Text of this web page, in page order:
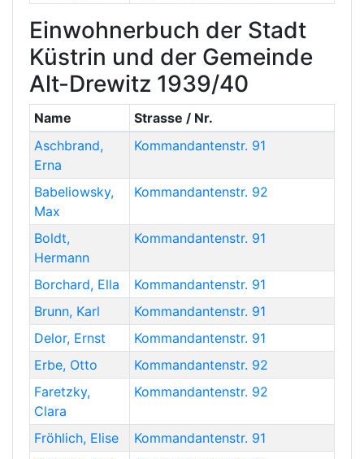
Einwohnerbuch der Stadt
Küstrin und der Gemeinde
Alt-Drewitz 1939/40
Name
Strasse / Nr.
Aschbrand,
Erna
Kommandantenstr. 91
Babeliowsky,
Max
Kommandantenstr. 92
Boldt,
Hermann
Kommandantenstr. 91
Borchard, Ella
Kommandantenstr. 91
Brunn, Karl
Kommandantenstr. 91
Delor, Ernst
Kommandantenstr. 91
Erbe, Otto
Kommandantenstr. 92
Faretzky,
Clara
Kommandantenstr. 92
Fröhlich, Elise
Kommandantenstr. 91